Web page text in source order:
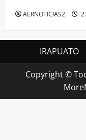
AERNOTICIAS2
IRAPUATO
Copyright ©